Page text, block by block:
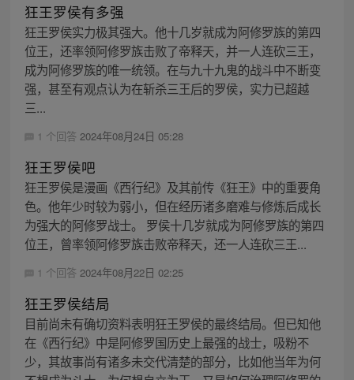
狂王罗侯有多强
狂王罗侯实力极其强大。他十几岁就成为阿修罗族的第四
位王，还率领阿修罗族击败了帝释天，并一人连砍三王，
成为阿修罗族的唯一统领。在与九十九鬼的战斗中不断变
强，甚至有观点认为在斩杀三王后的罗侯，实力已超越
三...
1 个回答 2024年08月24日 05:28
狂王罗侯吧
狂王罗侯是漫画《西行纪》及其前传《狂王》中的重要角
色。他年少时较为弱小，但在经历诸多磨难与修炼后成长
为强大的阿修罗战士。 罗侯十几岁就成为阿修罗族的第四
位王，曾率领阿修罗族击败帝释天，还一人连砍三王...
1 个回答 2024年08月22日 02:25
狂王罗侯结局
目前尚未有确切资料表明狂王罗侯的最终结局。但已知他
在《西行纪》中是阿修罗国历史上最强的战士，吸粉不
少，其故事尚有诸多未交代清楚的部分，比如他当年为何